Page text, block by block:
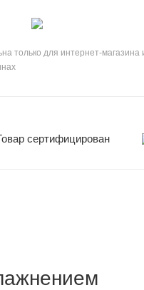
только для интернет-магазина
сертифицирован